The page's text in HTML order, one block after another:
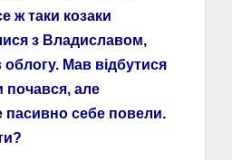
ж таки козаки
з Владиславом,
Мав відбутися
почався, але
пасивно себе повели.